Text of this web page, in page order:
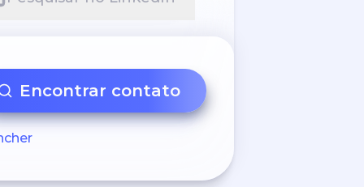
Encontrar contato